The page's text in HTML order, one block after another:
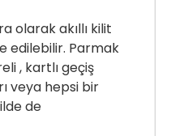
olarak akıllı kilit
edilebilir. Parmak
, kartlı geçiş
veya hepsi bir
de